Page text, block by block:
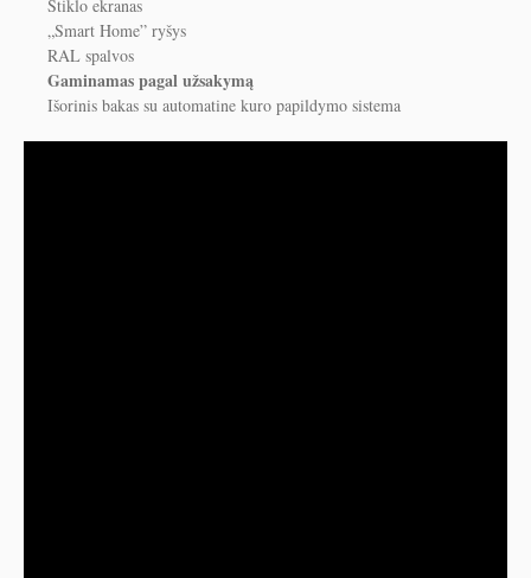
Stiklo ekranas
„Smart Home” ryšys
RAL spalvos
Gaminamas pagal užsakymą
Išorinis bakas su automatine kuro papildymo sistema